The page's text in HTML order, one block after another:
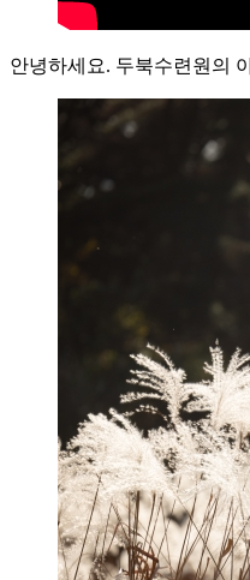
안녕하세요. 두북수련원의